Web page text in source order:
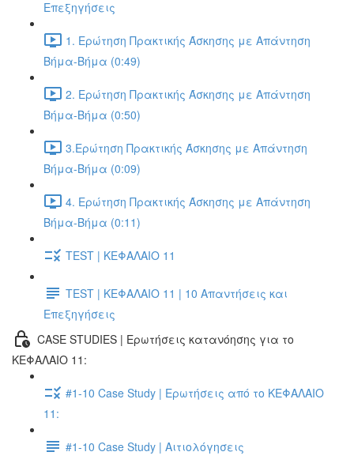
Επεξηγήσεις
1. Ερώτηση Πρακτικής Άσκησης με Απάντηση
Βήμα-Βήμα (0:49)
2. Ερώτηση Πρακτικής Άσκησης με Απάντηση
Βήμα-Βήμα (0:50)
3.Ερώτηση Πρακτικής Άσκησης με Απάντηση
Βήμα-Βήμα (0:09)
4. Ερώτηση Πρακτικής Άσκησης με Απάντηση
Βήμα-Βήμα (0:11)
TEST | ΚΕΦΑΛΑΙΟ 11
TEST | ΚΕΦΑΛΑΙΟ 11 | 10 Απαντήσεις και
Επεξηγήσεις
CASE STUDIES | Ερωτήσεις κατανόησης για το
ΚΕΦΑΛΑΙΟ 11:
#1-10 Case Study | Ερωτήσεις από το ΚΕΦΑΛΑΙΟ
11:
#1-10 Case Study | Αιτιολόγησεις